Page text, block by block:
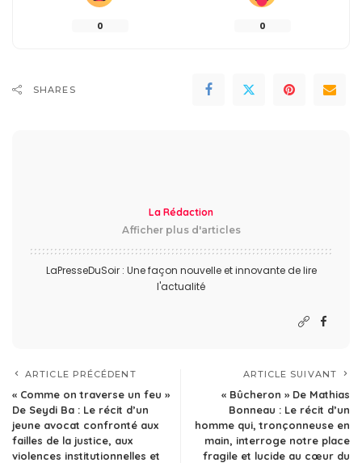
0 0
SHARES
La Rédaction
Afficher plus d'articles
LaPresseDuSoir : Une façon nouvelle et innovante de lire
l'actualité
ARTICLE PRÉCÉDENT
« Comme on traverse un feu »
De Seydi Ba : Le récit d’un
jeune avocat confronté aux
failles de la justice, aux
violences institutionnelles et
ARTICLE SUIVANT
« Bûcheron » De Mathias
Bonneau : Le récit d’un
homme qui, tronçonneuse en
main, interroge notre place
fragile et lucide au cœur du